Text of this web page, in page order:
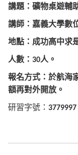
講題：礦物桌遊輔
講師：嘉義大學數
地點：成功高中求
人數： 30人。
報名方式：於航海
額再對外開放。
研習字號： 3779997